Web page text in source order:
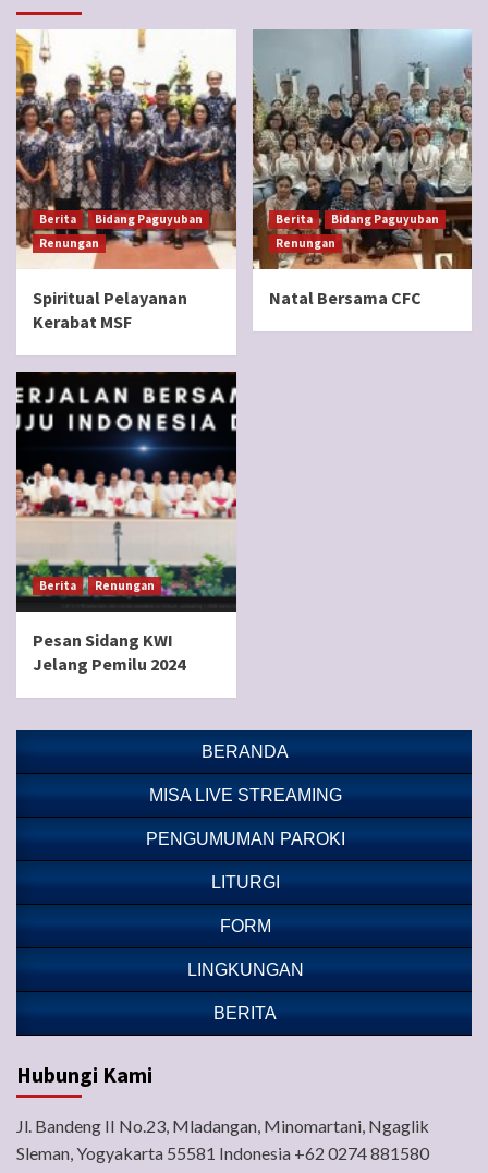
Berita
Bidang Paguyuban
Renungan
Spiritual Pelayanan
Kerabat MSF
Berita
Bidang Paguyuban
Renungan
Natal Bersama CFC
Berita Renungan
Pesan Sidang KWI
Jelang Pemilu 2024
BERANDA
MISA LIVE STREAMING
PENGUMUMAN PAROKI
LITURGI
FORM
LINGKUNGAN
BERITA
Hubungi Kami
Jl. Bandeng II No.23, Mladangan, Minomartani, Ngaglik
Sleman, Yogyakarta 55581 Indonesia +62 0274 881580